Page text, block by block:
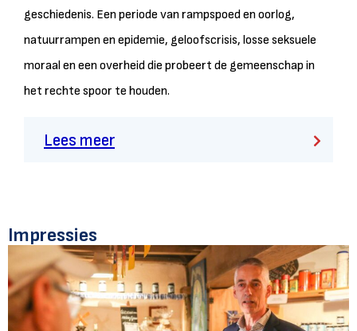
geschiedenis. Een periode van rampspoed en oorlog,
natuurrampen en epidemie, geloofscrisis, losse seksuele
moraal en een overheid die probeert de gemeenschap in
het rechte spoor te houden.
Lees meer
Impressies